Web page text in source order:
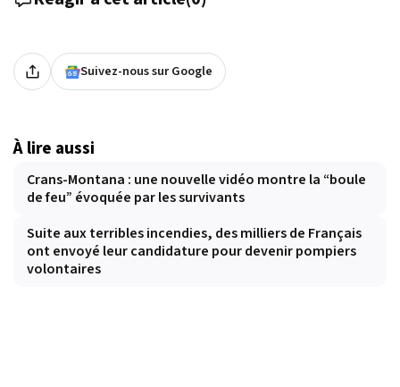
Suivez-nous sur Google
À lire aussi
Crans-Montana : une nouvelle vidéo montre la “boule
de feu” évoquée par les survivants
Suite aux terribles incendies, des milliers de Français
ont envoyé leur candidature pour devenir pompiers
volontaires